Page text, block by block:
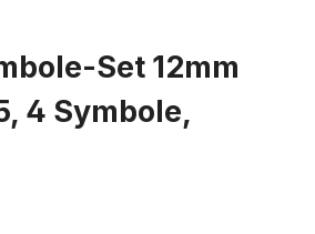
Set 12mm
4 Symbole,